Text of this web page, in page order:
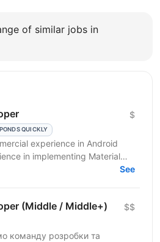
of similar jobs in
QUICKLY
$
experience in Android
in implementing Material
UI; • advanced knowledge...
See
(Middle / Middle+) $$
команду розробки та